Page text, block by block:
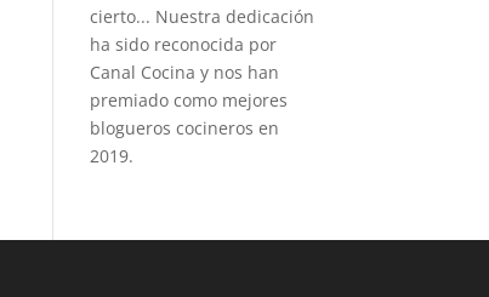
cierto... Nuestra dedicación
ha sido reconocida por
Canal Cocina y nos han
premiado como mejores
blogueros cocineros en
2019.